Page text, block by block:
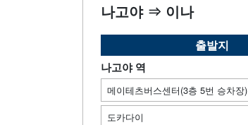
나고야 ⇒ 이나
출발지
나고야 역
메이테츠버스센터(3층 5번 승차장)
도카다이